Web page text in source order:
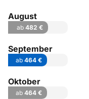
August
ab 482 €
September
ab 464 €
Oktober
ab 464 €